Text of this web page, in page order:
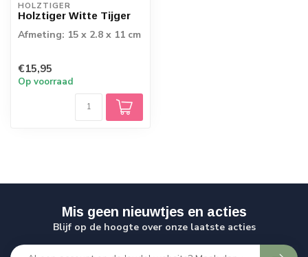
HOLZTIGER
Holztiger Witte Tijger
Afmeting: 15 x 2.8 x 11 cm
€15,95
Op voorraad
Mis geen nieuwtjes en acties
Blijf op de hoogte over onze laatste acties